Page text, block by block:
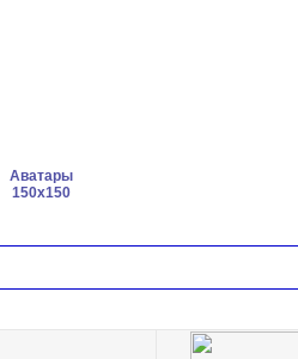
Аватары
150x150